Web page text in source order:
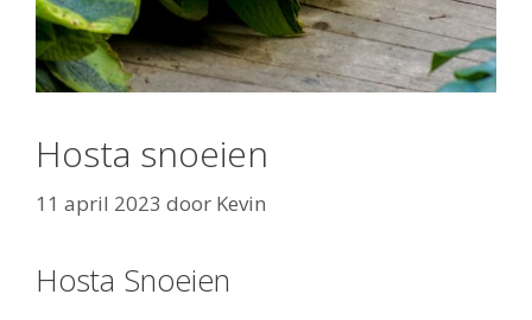
Hosta snoeien
11 april 2023 door Kevin
Hosta Snoeien